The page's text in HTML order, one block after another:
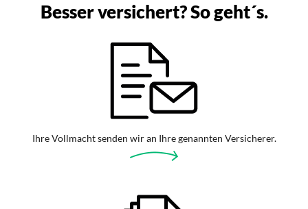
Besser versichert? So geht´s.
Ihre Vollmacht senden wir an Ihre genannten Versicherer.